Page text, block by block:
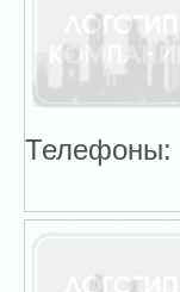
Телефоны: